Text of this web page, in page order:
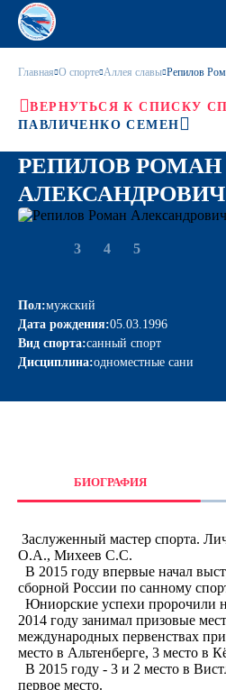
Главная О спорте Аллея славы Репилов
ВЕРНУТЬСЯ К СПИСКУ
ПАВЛИЧЕНКО СЕМЕН
РЕПИЛОВ РОМАН
АЛЕКСАНДРОВИЧ
3 4 5
Пол:мужский
Дата рождения:05.03.1996
Вид спорта:санный спорт
Дисциплина:одноместные сани
БИОГРАФИЯ
Заслуженный мастер спорта.
О.А., Михеев С.С.
В 2015 году впервые начал
сборной России по санному
Юниорские успехи пророчили
2014 году занимал призовые
международных первенствах
место в Альтенберге, 3 место в
В 2015 году - 3 и 2 место в
первое место.